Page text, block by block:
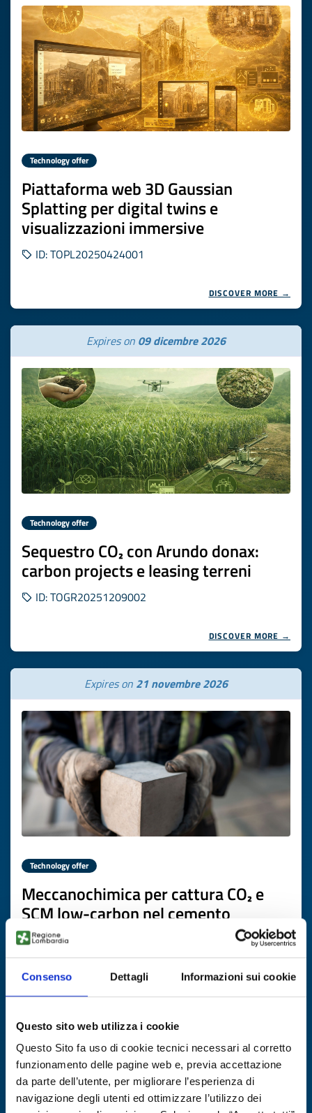
Consenso Dettagli Informazioni sui cookie
Questo sito web utilizza i cookie
Questo Sito fa uso di cookie tecnici necessari al corretto
funzionamento delle pagine web e, previa accettazione
da parte dell’utente, per migliorare l’esperienza di
navigazione degli utenti ed ottimizzare l’utilizzo dei
Technology offer
Piattaforma web 3D Gaussian
Splatting per digital twins e
visualizzazioni immersive
ID: TOPL20250424001
DISCOVER MORE →
Expires on 09 dicembre 2026
Technology offer
Sequestro CO₂ con Arundo donax:
carbon projects e leasing terreni
ID: TOGR20251209002
DISCOVER MORE →
Expires on 21 novembre 2026
Technology offer
Meccanochimica per cattura CO₂ e
SCM low-carbon nel cemento
ID: TOGB20251121023
DISCOVER MORE →
Expires on24 novembre 2026